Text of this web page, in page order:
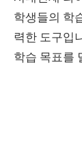
학생들의 학
력한 도구입
학습 목표를